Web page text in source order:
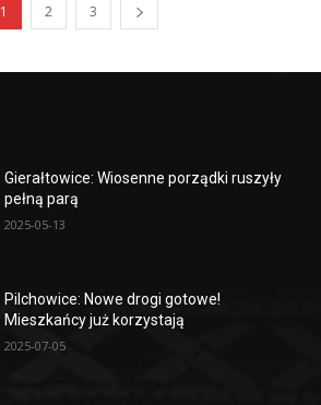
1 2 3
Gierałtowice: Wiosenne porządki ruszyły
pełną parą
2025-05-13
Pilchowice: Nowe drogi gotowe!
Mieszkańcy już korzystają
2025-07-05